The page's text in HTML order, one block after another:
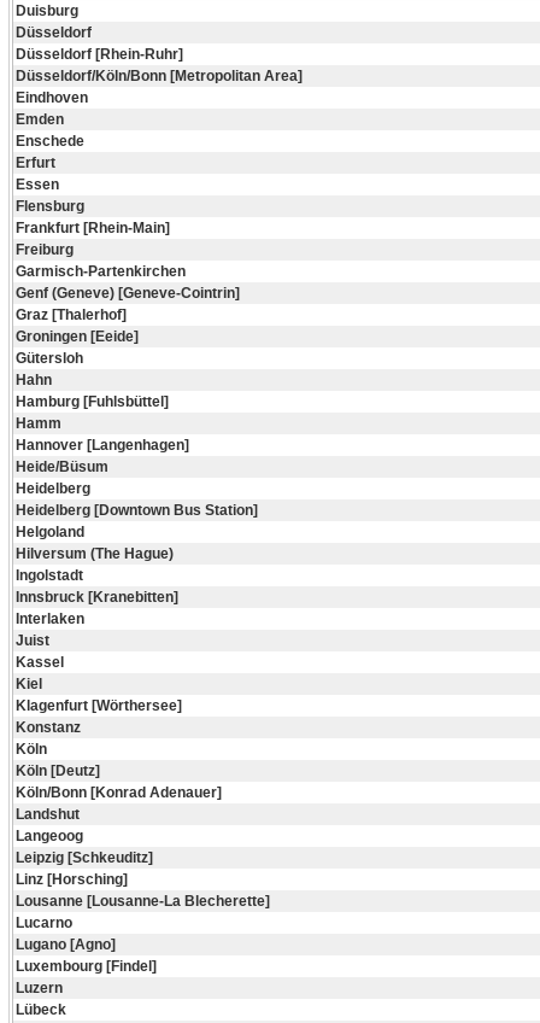
Duisburg
Düsseldorf
Düsseldorf [Rhein-Ruhr]
Düsseldorf/Köln/Bonn [Metropolitan Area]
Eindhoven
Emden
Enschede
Erfurt
Essen
Flensburg
Frankfurt [Rhein-Main]
Freiburg
Garmisch-Partenkirchen
Genf (Geneve) [Geneve-Cointrin]
Graz [Thalerhof]
Groningen [Eeide]
Gütersloh
Hahn
Hamburg [Fuhlsbüttel]
Hamm
Hannover [Langenhagen]
Heide/Büsum
Heidelberg
Heidelberg [Downtown Bus Station]
Helgoland
Hilversum (The Hague)
Ingolstadt
Innsbruck [Kranebitten]
Interlaken
Juist
Kassel
Kiel
Klagenfurt [Wörthersee]
Konstanz
Köln
Köln [Deutz]
Köln/Bonn [Konrad Adenauer]
Landshut
Langeoog
Leipzig [Schkeuditz]
Linz [Horsching]
Lousanne [Lousanne-La Blecherette]
Lucarno
Lugano [Agno]
Luxembourg [Findel]
Luzern
Lübeck